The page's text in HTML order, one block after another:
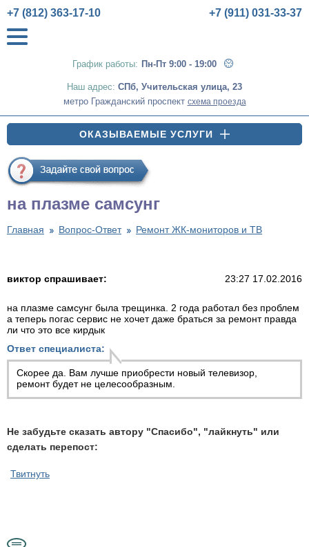
График работы: Пн-Пт 9:00 - 19:00
+7 (812) 363-17-10 +7 (911) 031-33-37
Наш адрес: СПб, Учительская улица, 23
метро Гражданский проспект схема проезда
ОКАЗЫВАЕМЫЕ УСЛУГИ
на плазме самсунг
Главная Вопрос-Ответ Ремонт ЖК-мониторов и ТВ
виктор спрашивает: 23:27 17.02.2016
на плазме самсунг была трещинка. 2 года работал без проблем
а теперь погас сервис не хочет даже браться за ремонт правда
ли что это все кирдык
Ответ специалиста:
Скорее да. Вам лучше приобрести новый телевизор,
ремонт будет не целесообразным.
Не забудьте сказать автору "Спасибо", "лайкнуть" или
сделать перепост:
Твитнуть